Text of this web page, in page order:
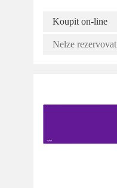
Koupit on-line
Nelze rezervovat